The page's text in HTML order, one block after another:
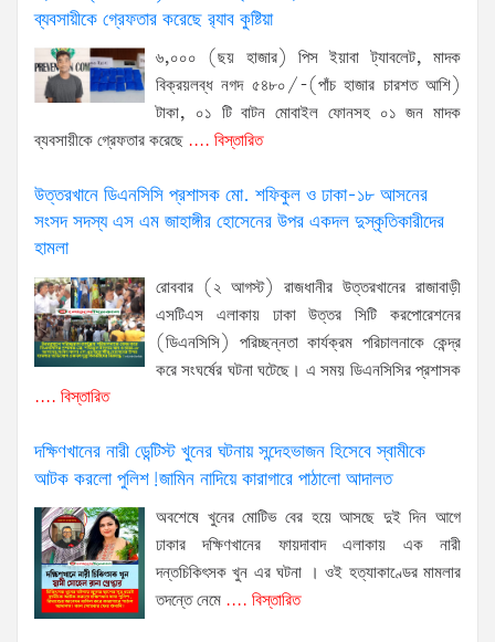
ব্যবসায়ীকে গ্রেফতার করেছে র‌্যাব কুষ্টিয়া
৬,০০০ (ছয় হাজার) পিস ইয়াবা ট্যাবলেট, মাদক
বিক্রয়লব্ধ নগদ ৫৪৮০/-(পাঁচ হাজার চারশত আশি)
টাকা, ০১ টি বাটন মোবাইল ফোনসহ ০১ জন মাদক
ব্যবসায়ীকে গ্রেফতার করেছে .... বিস্তারিত
উত্তরখানে ডিএনসিসি প্রশাসক মো. শফিকুল ও ঢাকা-১৮ আসনের
সংসদ সদস্য এস এম জাহাঙ্গীর হোসেনের উপর একদল দুস্কৃতিকারীদের
হামলা
রোববার (২ আগস্ট) রাজধানীর উত্তরখানের রাজাবাড়ী
এসটিএস এলাকায় ঢাকা উত্তর সিটি করপোরেশনের
(ডিএনসিসি) পরিচ্ছন্নতা কার্যক্রম পরিচালনাকে কেন্দ্র
করে সংঘর্ষের ঘটনা ঘটেছে। এ সময় ডিএনসিসির প্রশাসক
.... বিস্তারিত
দক্ষিণখানের নারী ডেন্টিস্ট খুনের ঘটনায় সন্দেহভাজন হিসেবে স্বামীকে
আটক করলো পুলিশ!জামিন নাদিয়ে কারাগারে পাঠালো আদালত
অবশেষে খুনের মোটিভ বের হয়ে আসছে দুই দিন আগে
ঢাকার দক্ষিণখানের ফায়দাবাদ এলাকায় এক নারী
দন্তচিকিৎসক খুন এর ঘটনা । ওই হত্যাকাণ্ডের মামলার
তদন্তে নেমে .... বিস্তারিত